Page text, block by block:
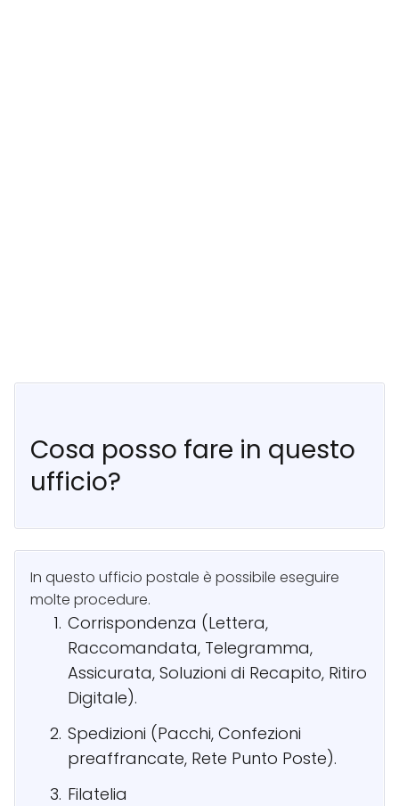
Cosa posso fare in questo
ufficio?
In questo ufficio postale è possibile eseguire
molte procedure.
Corrispondenza (Lettera,
Raccomandata, Telegramma,
Assicurata, Soluzioni di Recapito, Ritiro
Digitale).
Spedizioni (Pacchi, Confezioni
preaffrancate, Rete Punto Poste).
Filatelia